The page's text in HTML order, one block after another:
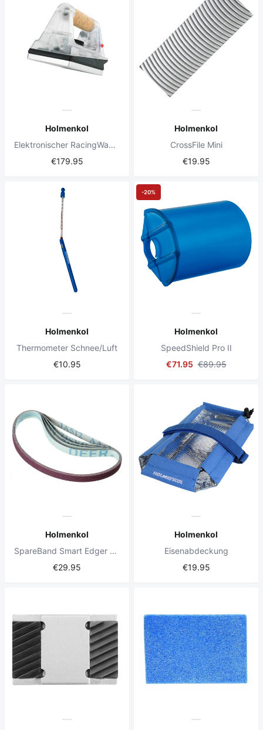
Holmenkol
Elektronischer RacingWaxer 230 V
€179.95
Holmenkol
CrossFile Mini
€19.95
Holmenkol
Thermometer Schnee/Luft
€10.95
Holmenkol
SpeedShield Pro II
€71.95 €89.95
-20%
Holmenkol
SpareBand Smart Edger Fein 5 Stück
€29.95
Holmenkol
Eisenabdeckung
€19.95